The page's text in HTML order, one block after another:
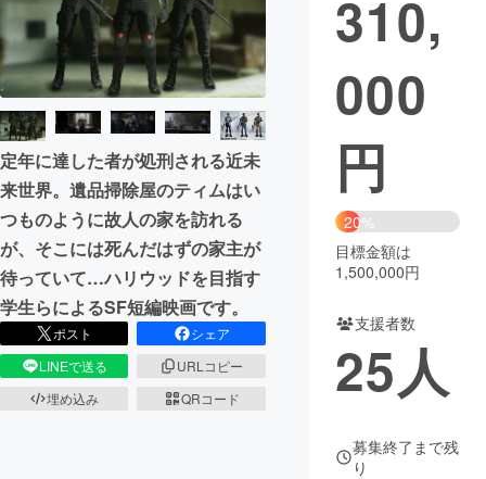
映像・映画 書籍・雑誌
ビジネス・起業 チャレンジ
まちづくり・地域活性化
CAMPFIRE for Social Good
CAMPFIRE Creation
CAMPFIREふるさと納税machi-ya コミュニティ
定年に達した者が処刑される近未
来世界。遺品掃除屋のティムはい
つものように故人の家を訪れる
が、そこには死んだはずの家主が
待っていて…ハリウッドを目指す
学生らによるSF短編映画です。
ポスト
シェア
LINEで送る
URLコピー
埋め込み
QRコード
310,
000
円
20%
目標金額は
1,500,000円
支援者数
25人
募集終了まで残
り